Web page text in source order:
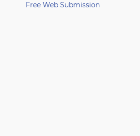
Free Web Submission